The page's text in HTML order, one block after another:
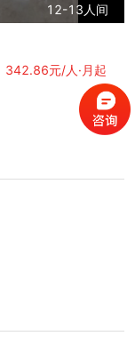
12-13人间
342.86元/人·月起